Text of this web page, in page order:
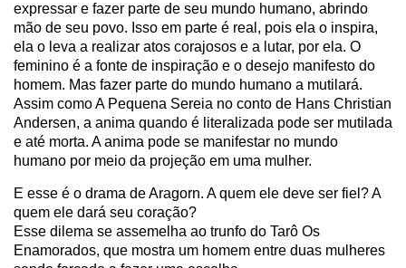
expressar e fazer parte de seu mundo humano, abrindo
mão de seu povo. Isso em parte é real, pois ela o inspira,
ela o leva a realizar atos corajosos e a lutar, por ela. O
feminino é a fonte de inspiração e o desejo manifesto do
homem. Mas fazer parte do mundo humano a mutilará.
Assim como A Pequena Sereia no conto de Hans Christian
Andersen, a anima quando é literalizada pode ser mutilada
e até morta. A anima pode se manifestar no mundo
humano por meio da projeção em uma mulher.
E esse é o drama de Aragorn. A quem ele deve ser fiel? A
quem ele dará seu coração?
Esse dilema se assemelha ao trunfo do Tarô Os
Enamorados, que mostra um homem entre duas mulheres